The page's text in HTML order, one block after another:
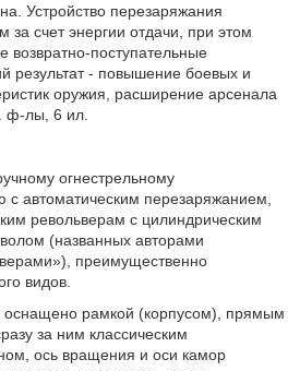
Устройство перезаряжания
за счет энергии отдачи, при этом
возвратно-поступательные
результат - повышение боевых и
оружия, расширение арсенала
ф-лы, 6 ил.
огнестрельному
с автоматическим перезаряжанием,
револьверам с цилиндрическим
(названных авторами
преимущественно
видов.
оснащено рамкой (корпусом), прямым
за ним классическим
ось вращения и оси камор